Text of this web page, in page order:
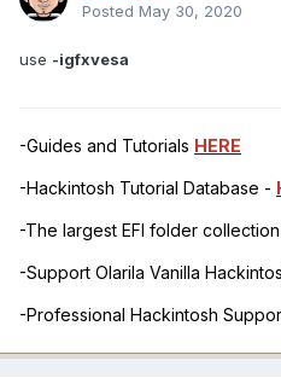
Posted May 30, 2020
use -igfxvesa
-Guides and Tutorials HERE
-Hackintosh Tutorial Database -
-The largest EFI folder
-Support Olarila Vanilla
-Professional Hackintosh